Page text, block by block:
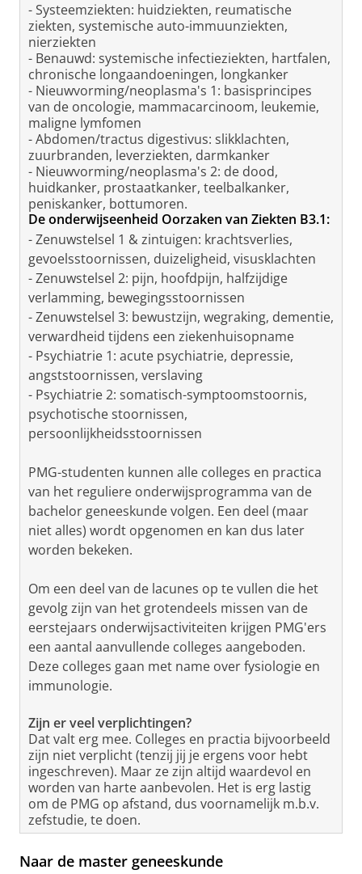
- Systeemziekten: huidziekten, reumatische
ziekten, systemische auto-immuunziekten,
nierziekten
- Benauwd: systemische infectieziekten, hartfalen,
chronische longaandoeningen, longkanker
- Nieuwvorming/neoplasma's 1: basisprincipes
van de oncologie, mammacarcinoom, leukemie,
maligne lymfomen
- Abdomen/tractus digestivus: slikklachten,
zuurbranden, leverziekten, darmkanker
- Nieuwvorming/neoplasma's 2: de dood,
huidkanker, prostaatkanker, teelbalkanker,
peniskanker, bottumoren.
De onderwijseenheid Oorzaken van Ziekten B3.1:
- Zenuwstelsel 1 & zintuigen: krachtsverlies,
gevoelsstoornissen, duizeligheid, visusklachten
- Zenuwstelsel 2: pijn, hoofdpijn, halfzijdige
verlamming, bewegingsstoornissen
- Zenuwstelsel 3: bewustzijn, wegraking, dementie,
verwardheid tijdens een ziekenhuisopname
- Psychiatrie 1: acute psychiatrie, depressie,
angststoornissen, verslaving
- Psychiatrie 2: somatisch-symptoomstoornis,
psychotische stoornissen,
persoonlijkheidsstoornissen
PMG-studenten kunnen alle colleges en practica
van het reguliere onderwijsprogramma van de
bachelor geneeskunde volgen. Een deel (maar
niet alles) wordt opgenomen en kan dus later
worden bekeken.
Om een deel van de lacunes op te vullen die het
gevolg zijn van het grotendeels missen van de
eerstejaars onderwijsactiviteiten krijgen PMG'ers
een aantal aanvullende colleges aangeboden.
Deze colleges gaan met name over fysiologie en
immunologie.
Zijn er veel verplichtingen?
Dat valt erg mee. Colleges en practia bijvoorbeeld
zijn niet verplicht (tenzij jij je ergens voor hebt
ingeschreven). Maar ze zijn altijd waardevol en
worden van harte aanbevolen. Het is erg lastig
om de PMG op afstand, dus voornamelijk m.b.v.
zefstudie, te doen.
Naar de master geneeskunde